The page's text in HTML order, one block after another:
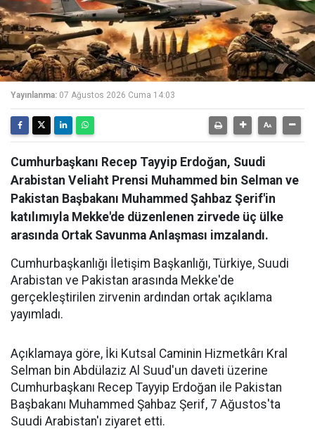
Yayınlanma: 07 Ağustos 2026 Cuma 14:03
Cumhurbaşkanı Recep Tayyip Erdoğan, Suudi
Arabistan Veliaht Prensi Muhammed bin Selman ve
Pakistan Başbakanı Muhammed Şahbaz Şerif'in
katılımıyla Mekke'de düzenlenen zirvede üç ülke
arasında Ortak Savunma Anlaşması imzalandı.
Cumhurbaşkanlığı İletişim Başkanlığı, Türkiye, Suudi
Arabistan ve Pakistan arasında Mekke'de
gerçekleştirilen zirvenin ardından ortak açıklama
yayımladı.
Açıklamaya göre, İki Kutsal Caminin Hizmetkârı Kral
Selman bin Abdülaziz Al Suud'un daveti üzerine
Cumhurbaşkanı Recep Tayyip Erdoğan ile Pakistan
Başbakanı Muhammed Şahbaz Şerif, 7 Ağustos'ta
Suudi Arabistan'ı ziyaret etti.